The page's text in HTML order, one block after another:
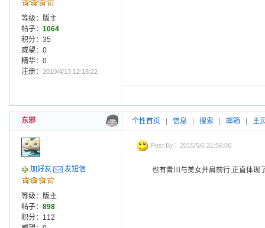
等级：版主
帖子： 1064
积分：35
威望：0
精华：0
注册： 2010/4/13 12:18:22
东邪 个性首页 信息 搜索 邮箱 主
加好友 发短信
等级：版主
帖子： 898
积分：112
Post By：2015/5/6 21:56:06
也有青川与美女并肩前行,正直体现